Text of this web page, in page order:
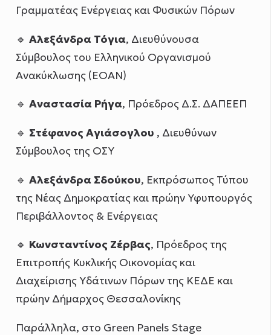
Γραμματέας Ενέργειας και Φυσικών Πόρων
🔹Αλεξάνδρα Τόγια, Διευθύνουσα
Σύμβουλος του Ελληνικού Οργανισμού
Ανακύκλωσης (ΕΟΑΝ)
🔹Αναστασία Ρήγα, Πρόεδρος Δ.Σ. ΔΑΠΕΕΠ
🔹 Στέφανος Αγιάσογλου , Διευθύνων
Σύμβουλος της ΟΣΥ
🔹Αλεξάνδρα Σδούκου, Εκπρόσωπος Τύπου
της Νέας Δημοκρατίας και πρώην Υφυπουργός
Περιβάλλοντος & Ενέργειας
🔹 Κωνσταντίνος Ζέρβας, Πρόεδρος της
Επιτροπής Κυκλικής Οικονομίας και
Διαχείρισης Υδάτινων Πόρων της ΚΕΔΕ και
πρώην Δήμαρχος Θεσσαλονίκης
Παράλληλα, στο Green Panels Stage